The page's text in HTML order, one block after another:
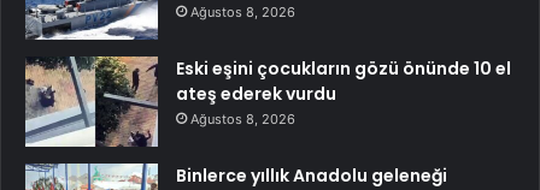
Ağustos 8, 2026
Eski eşini çocukların gözü önünde 10 el
ateş ederek vurdu
Ağustos 8, 2026
Binlerce yıllık Anadolu geleneği